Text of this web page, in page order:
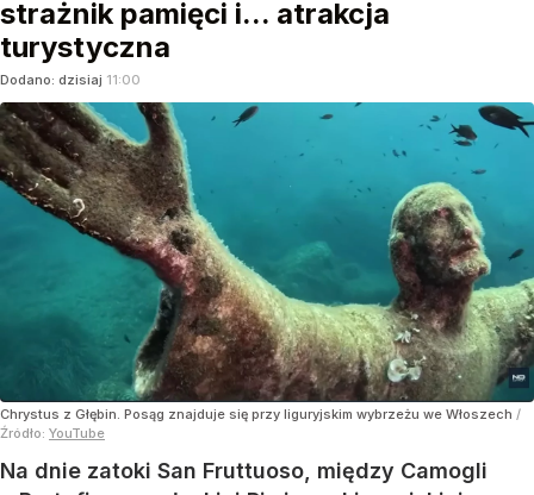
strażnik pamięci i... atrakcja
turystyczna
Dodano: dzisiaj 11:00
Chrystus z Głębin. Posąg znajduje się przy liguryjskim wybrzeżu we Włoszech /
Źródło: YouTube
Na dnie zatoki San Fruttuoso, między Camogli